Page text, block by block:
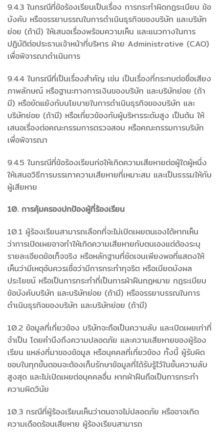
9.4.3 ในกรณีที่ข้อร้องเรียนเป็นเรื่อง การกระทำผิดกฎระเบียบ ข้อ
บังคับ หรือจรรยาบรรณในการดำเนินธุรกิจของบริษัท และบริษัท
ย่อย (ถ้ามี) ให้เสนอเรื่องพร้อมความเห็น และแนวทางในการ
ปฏิบัติต่อประธานเจ้าหน้าที่บริหาร ฝ่าย Administrative (CAO)
เพื่อพิจารณาดำเนินการ
9.4.4 ในกรณีที่เป็นเรื่องสำคัญ เช่น เป็นเรื่องที่กระทบต่อชื่อเสียง
ภาพลักษณ์ หรือฐานะทางการเงินของบริษัท และบริษัทย่อย (ถ้า
มี) หรือขัดแย้งกับนโยบายในการดำเนินธุรกิจของบริษัท และ
บริษัทย่อย (ถ้ามี) หรือเกี่ยวข้องกับผู้บริหารระดับสูง เป็นต้น ให้
เสนอเรื่องต่อคณะกรรมการตรวจสอบ หรือคณะกรรมการบริษัท
เพื่อพิจารณา
9.4.5 ในกรณีที่ข้อร้องเรียนก่อให้เกิดความเสียหายต่อผู้ใดผู้หนึ่ง
ให้เสนอวิธีการบรรเทาความเสียหายที่เหมาะสม และเป็นธรรมให้กับ
ผู้เสียหาย
10. การคุ้มครองปกป้องผู้ที่ร้องเรียน
10.1 ผู้ร้องเรียนสามารถเลือกที่จะไม่เปิดเผยตนเองได้หากเห็น
ว่าการเปิดเผยอาจทำให้เกิดความเสียหายกับตนเองแต่ต้องระบุ
รายละเอียดข้อเท็จจริง หรือหลักฐานที่ชัดเจนเพียงพอที่แสดงให้
เห็นว่ามีเหตุอันควรเชื่อว่ามีการกระทำทุจริต หรือเบียดบังผล
ประโยชน์ หรือเป็นการกระทำที่เป็นการฝ่าฝืนกฎหมาย กฎระเบียบ
ข้อบังคับบริษัท และบริษัทย่อย (ถ้ามี) หรือจรรยาบรรณในการ
ดำเนินธุรกิจของบริษัท และบริษัทย่อย (ถ้ามี)
10.2 ข้อมูลที่เกี่ยวข้อง บริษัทจะถือเป็นความลับ และเปิดเผยเท่าที่
จำเป็น โดยคำนึงถึงความปลอดภัย และความเสียหายของผู้ร้อง
เรียน แหล่งที่มาของข้อมูล หรือบุคคลที่เกี่ยวข้อง ทั้งนี้ ผู้รับผิด
ชอบในทุกขั้นตอนจะต้องเก็บรักษาข้อมูลที่ได้รับรู้ไว้ในชั้นความลับ
สูงสุด และไม่เปิดเผยต่อบุคคลอื่น หากฝ่าฝืนถือเป็นการกระทำ
ความผิดวินัย
10.3 กรณีที่ผู้ร้องเรียนเห็นว่าตนอาจไม่ปลอดภัย หรืออาจเกิด
ความเดือดร้อนเสียหาย ผู้ร้องเรียนสามารถ